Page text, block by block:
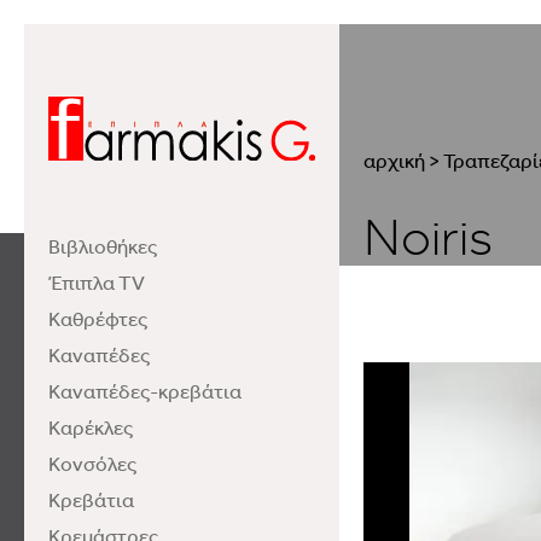
Βιβλιοθήκες
Έπιπλα TV
Καθρέφτες
Καναπέδες
Καναπέδες-κρεβάτια
Καρέκλες
Κονσόλες
Κρεβάτια
αρχική>
Noiris